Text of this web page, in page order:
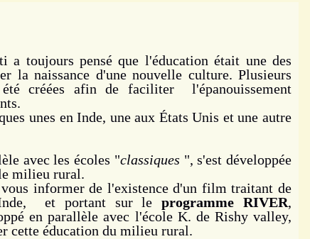
a toujours pensé que l'éducation était une des
la naissance d'une nouvelle culture. Plusieurs
créées afin de faciliter l'épanouissement
unes en Inde, une aux États Unis et une autre
avec les écoles "classiques ", s'est développée
milieu rural.
informer de l'existence d'un film traitant de
et portant sur leprogramme RIVER,
en parallèle avec l'école K. de Rishy valley,
cette éducation du milieu rural.